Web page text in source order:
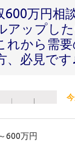
600万円相
ップし
から需要
、必見です
600万円